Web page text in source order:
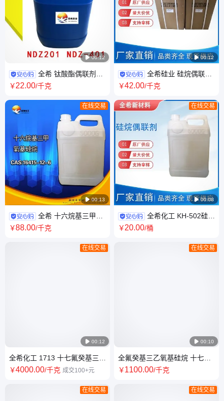
 00:12
全希 钛酸酯偶联剂
NDZ-201 阻燃表面活性分散剂
￥22.00/千克
 00:13
在线交易
全希 十六烷基三甲氧
基硅烷 长链硅烷 防水剂
￥88.00/千克
 00:12
在线交易
全希化工 1713 十七氟癸基三甲
硅烷偶联剂 用于疏水疏油
￥4000.00/千克 成交100+元
在线交易
 00:12
全希硅业 硅烷偶联剂
KH-792 偶 联剂a-1120 可提供
￥42.00/千克
 00:08
在线交易
全希化工 KH-502硅烷
偶联剂 交联剂 催化剂 源头厂家
￥20.00/桶
 00:10
在线交易
全氟癸基三乙氧基硅烷 十七氟
癸基三乙101947-16-4 全氟硅
￥1100.00/千克
在线交易